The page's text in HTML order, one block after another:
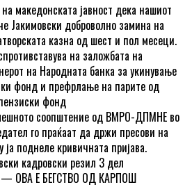
македонската јавност дека нашиот
Јакимовски доброволно замина на
казна од шест и пол месеци.
на заложбата на
на Народната банка за укинување
фонд и префрлање на парите од
фонд
соопштение од ВМРО-ДПМНЕ во
го праќаат да држи пресови на
ја поднеле кривичната пријава.
кадровски резил 3 дел
ОВА Е БЕГСТВО ОД КАРПОШ